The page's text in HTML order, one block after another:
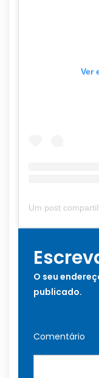
Ver
O seu
publicado.
Comentário